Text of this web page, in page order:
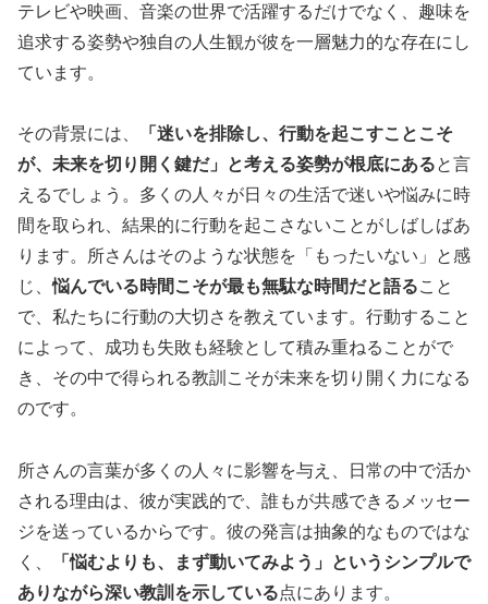
テレビや映画、音楽の世界で活躍するだけでなく、趣味を
追求する姿勢や独自の人生観が彼を一層魅力的な存在にし
ています。
その背景には、
「迷いを排除し、行動を起こすことこそ
が、未来を切り開く鍵だ」と考える姿勢が根底にあると言
えるでしょう。多くの人々が日々の生活で迷いや悩みに時
間を取られ、結果的に行動を起こさないことがしばしばあ
ります。所さんはそのような状態を「もったいない」と感
じ、悩んでいる時間こそが最も無駄な時間だと語ること
で、私たちに行動の大切さを教えています。行動すること
によって、成功も失敗も経験として積み重ねることがで
き、その中で得られる教訓こそが未来を切り開く力になる
のです。
所さんの言葉が多くの人々に影響を与え、日常の中で活か
される理由は、彼が実践的で、誰もが共感できるメッセー
ジを送っているからです。彼の発言は抽象的なものではな
く、
「悩むよりも、まず動いてみよう」というシンプルで
ありながら深い教訓を示している点にあります。